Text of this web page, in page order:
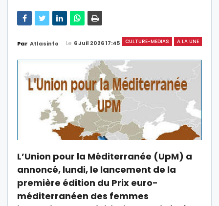
CULTURE-MEDIAS A LA UNE
Par Atlasinfo Le 6 Juil 2026 17:45
L’Union pour la Méditerranée (UpM) a
annoncé, lundi, le lancement de la
première édition du Prix euro-
méditerranéen des femmes